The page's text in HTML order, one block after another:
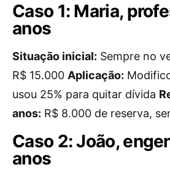
Caso 1: Maria,
anos
Situação inicial: Sempre no
R$ 15.000 Aplicação:
usou 25% para quitar dívida
anos: R$ 8.000 de reserva,
Caso 2: João,
anos